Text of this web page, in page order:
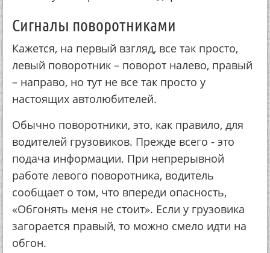
Сигналы поворотниками
Кажется, на первый взгляд, все так просто,
левый поворотник – поворот налево, правый
– направо, но тут не все так просто у
настоящих автолюбителей.
Обычно поворотники, это, как правило, для
водителей грузовиков. Прежде всего - это
подача информации. При непрерывной
работе левого поворотника, водитель
сообщает о том, что впереди опасность,
«Обгонять меня не стоит». Если у грузовика
загорается правый, то можно смело идти на
обгон.